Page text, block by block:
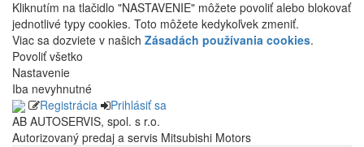
Kliknutím na tlačidlo "NASTAVENIE" môžete povoliť alebo blokovať
jednotlivé typy cookies. Toto môžete kedykoľvek zmeniť.
Viac sa dozviete v našich Zásadách používania cookies.
Povoliť všetko
Nastavenie
Iba nevyhnutné
Registrácia
Prihlásiť sa
AB AUTOSERVIS, spol. s r.o.
Autorizovaný predaj a servis Mitsubishi Motors